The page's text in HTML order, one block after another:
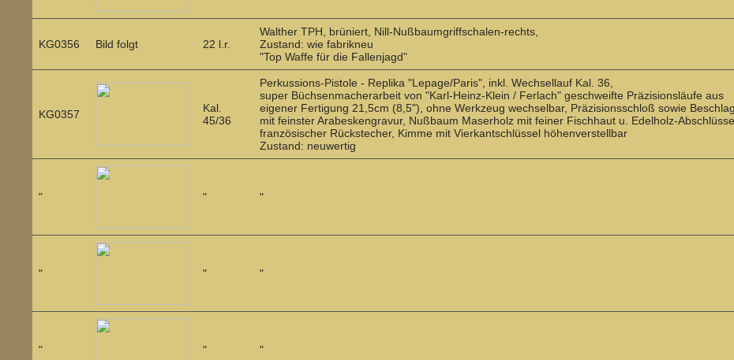
KG0356 Bild folgt 22 l.r.
Walther TPH, brüniert, Nill-Nußbaumgriffschalen-rechts,
Zustand: wie fabrikneu
"Top Waffe für die Fallenjagd"
KG0357
Kal.
45/36
Perkussions-Pistole - Replika "Lepage/Paris", inkl. Wechsellauf Kal. 36,
super Büchsenmacherarbeit von "Karl-Heinz-Klein / Ferlach" geschweifte Präzisionsläufe aus
eigener Fertigung 21,5cm (8,5"), ohne Werkzeug wechselbar, Präzisionsschloß sowie
mit feinster Arabeskengravur, Nußbaum Maserholz mit feiner Fischhaut u. Edelholz-
französischer Rückstecher, Kimme mit Vierkantschlüssel höhenverstellbar
Zustand: neuwertig
" " "
" " "
" " "